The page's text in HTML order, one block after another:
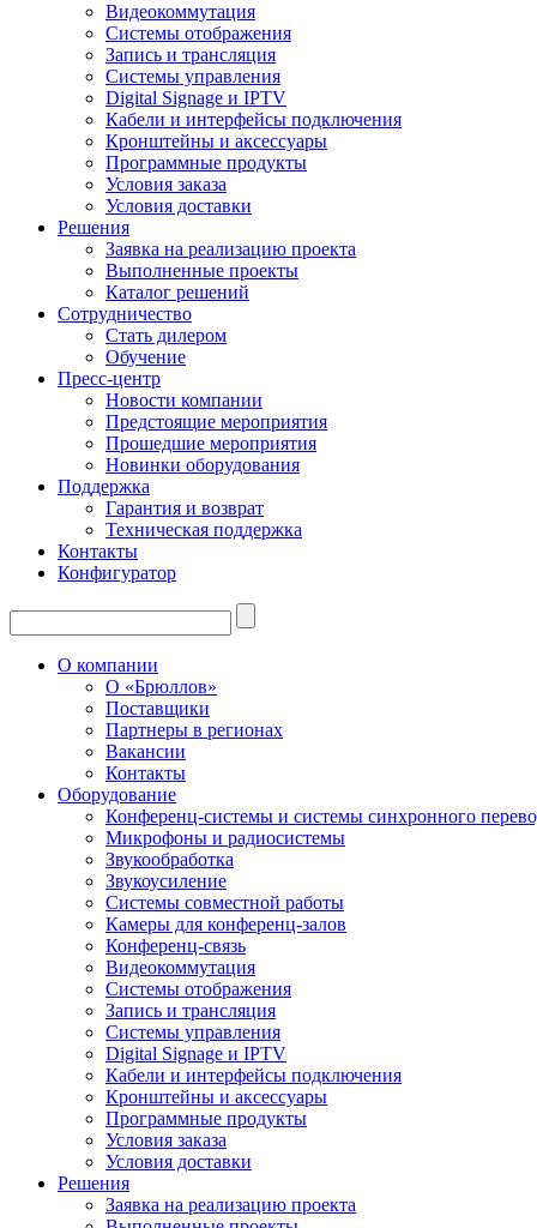
Видеокоммутация
Системы отображения
Запись и трансляция
Системы управления
Digital Signage и IPTV
Кабели и интерфейсы подключения
Кронштейны и аксессуары
Программные продукты
Условия заказа
Условия доставки
Решения
Заявка на реализацию проекта
Выполненные проекты
Каталог решений
Сотрудничество
Стать дилером
Обучение
Пресс-центр
Новости компании
Предстоящие мероприятия
Прошедшие мероприятия
Новинки оборудования
Поддержка
Гарантия и возврат
Техническая поддержка
Контакты
Конфигуратор
О компании
О «Брюллов»
Поставщики
Партнеры в регионах
Вакансии
Контакты
Оборудование
Конференц-системы и системы синхронного
Микрофоны и радиосистемы
Звукообработка
Звукоусиление
Системы совместной работы
Камеры для конференц-залов
Конференц-связь
Видеокоммутация
Системы отображения
Запись и трансляция
Системы управления
Digital Signage и IPTV
Кабели и интерфейсы подключения
Кронштейны и аксессуары
Программные продукты
Условия заказа
Условия доставки
Решения
Заявка на реализацию проекта